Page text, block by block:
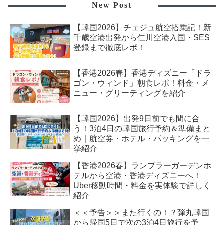
New Post
【韓国2026】チェジュ航空搭乗記！新
千歳空港出発から仁川空港入国・SES
登録まで徹底レポ！
【香港2026春】香港ディズニー「ドラ
ゴン・ウィンド」朝食レポ！料金・メ
ニュー・グリーティングを紹介
【韓国2026】出発9日前でも間に合
う！3泊4日の韓国旅行予約＆準備まと
め｜航空券・ホテル・パッキングを一
挙紹介
【香港2026春】ランブラーガーデンホ
テルから空港・香港ディズニーへ！
Uber移動時間・料金を実体験で詳しく
紹介
＜＜予告＞＞また行くの！？弾丸韓国
から帰国5日で次の3泊4日旅行を予